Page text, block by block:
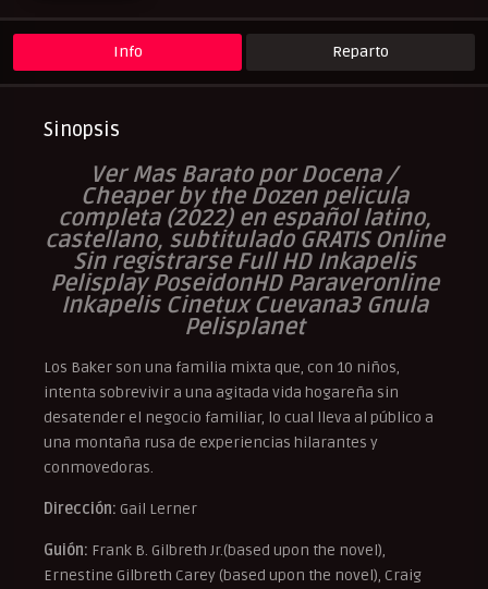
Info Reparto
Sinopsis
Ver Mas Barato por Docena /
Cheaper by the Dozen pelicula
completa (2022) en español latino,
castellano, subtitulado GRATIS Online
Sin registrarse Full HD Inkapelis
Pelisplay PoseidonHD Paraveronline
Inkapelis Cinetux Cuevana3 Gnula
Pelisplanet
Los Baker son una familia mixta que, con 10 niños,
intenta sobrevivir a una agitada vida hogareña sin
desatender el negocio familiar, lo cual lleva al público a
una montaña rusa de experiencias hilarantes y
conmovedoras.
Dirección: Gail Lerner
Guión: Frank B. Gilbreth Jr.(based upon the novel),
Ernestine Gilbreth Carey (based upon the novel), Craig